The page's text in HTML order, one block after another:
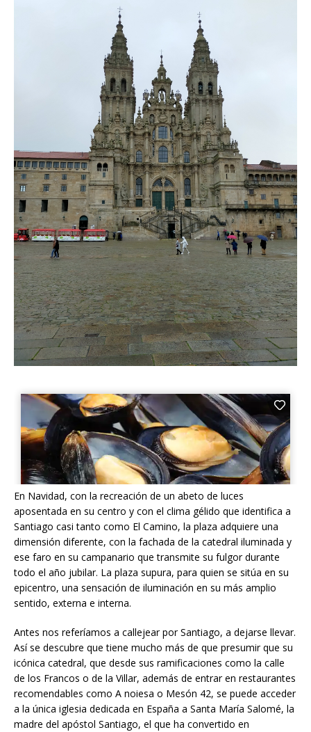
En Navidad, con la recreación de un abeto de luces
aposentada en su centro y con el clima gélido que identifica a
Santiago casi tanto como El Camino, la plaza adquiere una
dimensión diferente, con la fachada de la catedral iluminada y
ese faro en su campanario que transmite su fulgor durante
todo el año jubilar. La plaza supura, para quien se sitúa en su
epicentro, una sensación de iluminación en su más amplio
sentido, externa e interna.
Antes nos referíamos a callejear por Santiago, a dejarse llevar.
Así se descubre que tiene mucho más de que presumir que su
icónica catedral, que desde sus ramificaciones como la calle
de los Francos o de la Villar, además de entrar en restaurantes
recomendables como A noiesa o Mesón 42, se puede acceder
a la única iglesia dedicada en España a Santa María Salomé, la
madre del apóstol Santiago, el que ha convertido en